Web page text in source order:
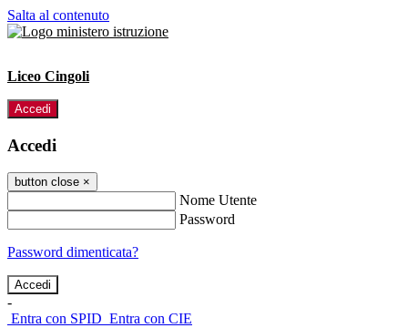
Salta al contenuto
Liceo Cingoli
Accedi
Accedi
button close ×
Nome Utente
Password
Password dimenticata?
-
Entra con SPID Entra con CIE